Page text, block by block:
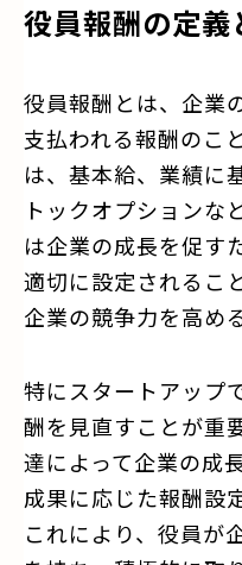
役員報酬の定義
役員報酬とは、企業
支払われる報酬のこ
は、基本給、業績に
トックオプションな
は企業の成長を促す
適切に設定されるこ
企業の競争力を高め
特にスタートアップ
酬を見直すことが重
達によって企業の成
成果に応じた報酬設
これにより、役員が